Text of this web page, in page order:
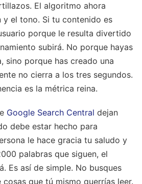
El algoritmo ahora
y el tono. Si tu contenido es
porque le resulta divertido
subirá. No porque hayas
sino porque has creado una
no cierra a los tres segundos.
es la métrica reina.
Google Search Central dejan
debe estar hecho para
le hace gracia tu saludo y
palabras que siguen, el
Es así de simple. No busques
que tú mismo querrías leer.